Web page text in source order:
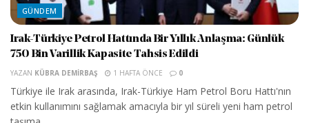
GÜNDEM
Irak-Türkiye Petrol Hattında Bir Yıllık Anlaşma: Günlük
750 Bin Varillik Kapasite Tahsis Edildi
YAZAN KÜBRA DEMIRBAŞ 1 HAFTA ÖNCE 0
Türkiye ile Irak arasında, Irak-Türkiye Ham Petrol Boru Hattı'nın
etkin kullanımını sağlamak amacıyla bir yıl süreli yeni ham petrol